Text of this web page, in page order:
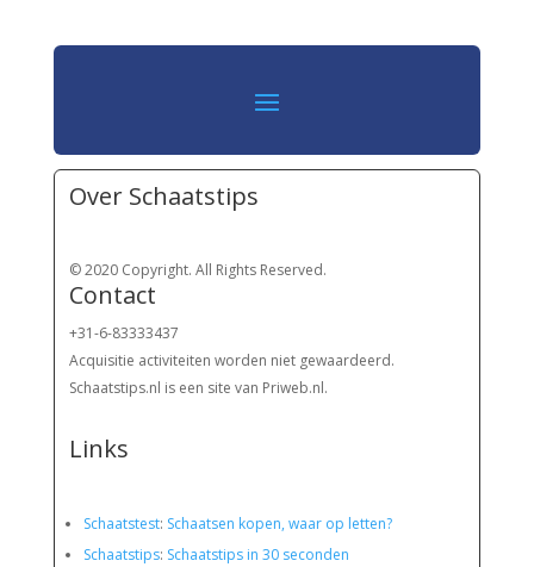
Over Schaatstips
© 2020 Copyright. All Rights Reserved.
Contact
+31-6-83333437
Acquisitie activiteiten worden niet gewaardeerd.
Schaatstips.nl is een site van Priweb.nl.
Links
Schaatstest: Schaatsen kopen, waar op letten?
Schaatstips: Schaatstips in 30 seconden